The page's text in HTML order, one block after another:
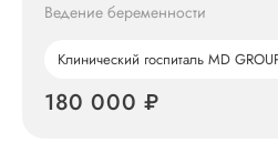
Ведение беременности
Клинический госпиталь MD
180 000 ₽